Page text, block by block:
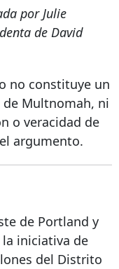
por Julie
de David
no constituye un
Multnomah, ni
o veracidad de
argumento.
de Portland y
la iniciativa de
del Distrito